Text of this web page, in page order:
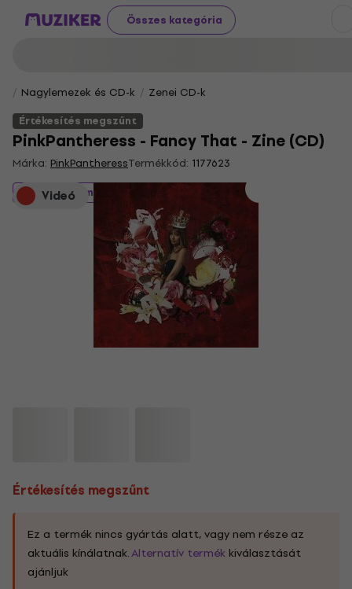
Összes kategória
Nagylemezek és CD-k
Zenei CD-k
Értékesítés megszűnt
PinkPantheress - Fancy That - Zine (CD)
Márka: PinkPantheressTermékkód: 1177623
Videó
Értékesítés megszűnt
Értékesítés megszűnt
Ez a termék nincs gyártás alatt, vagy nem része az
aktuális kínálatnak.Alternatív termék kiválasztását
ajánljuk